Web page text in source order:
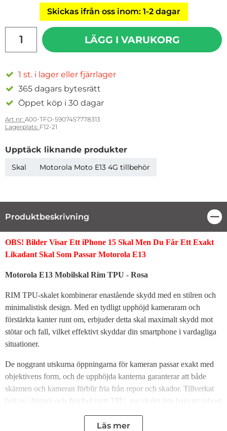
Skickas ifrån oss inom: 1-2 dagar
LÄGG I VARUKORG
1 st. i lager eller fjärrlager
365 dagars bytesrätt
Öppet köp i 30 dagar
Art nr: A00-TFO-5907457778313
Lagerplats: F12-21
Upptäck liknande produkter
Skal Motorola Moto E13 4G tillbehör
Produktbeskrivning
Produktbeskrivning
OBS! Bilder Visar Ett iPhone 15 Skal Men Du Får Ett Exakt
Likadant Skal Som Passar Motorola E13
Motorola E13 Mobilskal Rim TPU - Rosa
RIM TPU-skalet kombinerar enastående skydd med en stilren och
minimalistisk design. Med en tydligt upphöjd kameraram och
förstärkta kanter runt om, erbjuder detta skal maximalt skydd mot
stötar och fall, vilket effektivt skyddar din smartphone i vardagliga
situationer.
De noggrant utskurna öppningarna för kameran passar exakt med
objektivens form, och de upphöjda kanterna garanterar att både
skärmen och kameran förblir fria från repor och skador. Tillverkat
helt av slitstark och flexibel matt TPU, ger skalet inte bara ett robust
Läs mer